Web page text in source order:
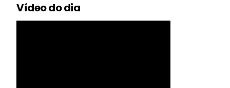
Vídeo do dia